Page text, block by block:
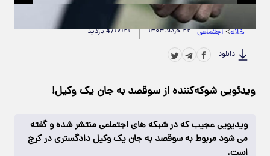
حجم ویدیو: 1.96M |مدت زمان ویدیو: 00:00:22
خانه>اجتماعی ۲۲ خرداد ۱۴۰۴ ۱۷:۲۱47 بازدید
دانلود
ویدئویی شوکه‌کننده از سوقصد به جان یک وکیل!
ویدیویی عجیب که در شبکه های اجتماعی منتشر شده و گفته
می شود مربوط به سوقصد به جان یک وکیل دادگستری در کرج